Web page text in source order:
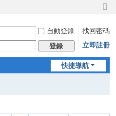
切
到
窄
版
自動登錄
找回密碼
登錄 立即註冊
快捷導航